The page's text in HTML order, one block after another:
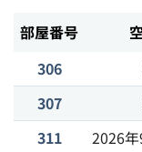
部屋番号
306
307
311
2026